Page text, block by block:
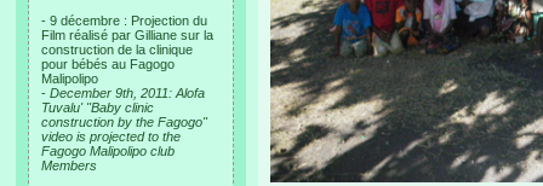
- 9 décembre : Projection du
Film réalisé par Gilliane sur la
construction de la clinique
pour bébés au Fagogo
Malipolipo
- December 9th, 2011: Alofa
Tuvalu' "Baby clinic
construction by the Fagogo"
video is projected to the
Fagogo Malipolipo club
Members